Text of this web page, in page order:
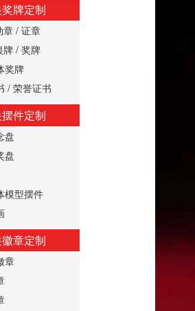
牌定制
章 / 证章
牌 / 奖牌
奖牌
/ 荣誉证书
件定制
盘
盘
模型摆件
章定制
章